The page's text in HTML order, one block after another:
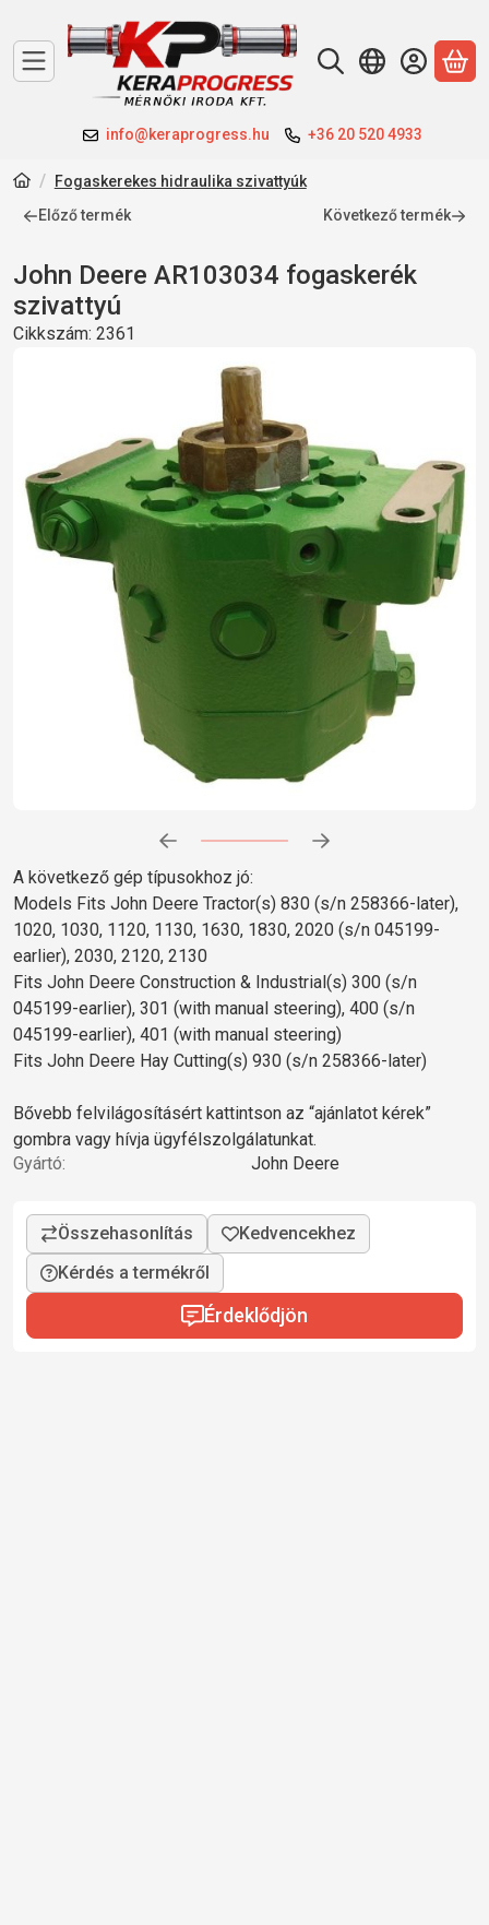
info@keraprogress.hu +36 20 520 4933
A
Fogaskerekes hidraulika szivattyúk
Előző termék
Következő termék
John Deere AR103034 fogaskerék
szivattyú
Cikkszám: 2361
A következő gép típusokhoz jó:
Models Fits John Deere Tractor(s) 830 (s/n 258366-later),
1020, 1030, 1120, 1130, 1630, 1830, 2020 (s/n 045199-
earlier), 2030, 2120, 2130
Fits John Deere Construction & Industrial(s) 300 (s/n
045199-earlier), 301 (with manual steering), 400 (s/n
045199-earlier), 401 (with manual steering)
Fits John Deere Hay Cutting(s) 930 (s/n 258366-later)
Bővebb felvilágosításért kattintson az “ajánlatot kérek”
gombra vagy hívja ügyfélszolgálatunkat.
Gyártó:
John Deere
Kérdés a termékről
Érdeklődjön